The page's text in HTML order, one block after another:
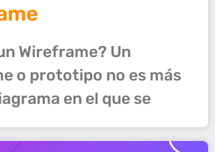
Wireframe? Un
o prototipo no es más
en el que se